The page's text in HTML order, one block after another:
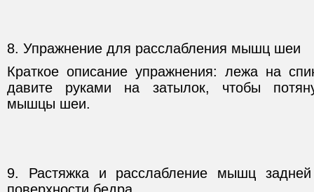
8. Упражнение для расслабления мышц шеи
Краткое описание упражнения: лежа на
давите руками на затылок, чтобы
мышцы шеи.
9. Растяжка и расслабление мышц задней